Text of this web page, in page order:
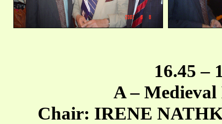
16.45 –
A –
Chair: IRENE